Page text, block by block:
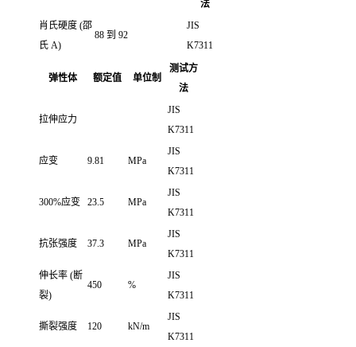
法
肖氏硬度 (邵
氏 A)
88 到 92
JIS
K7311
弹性体 额定值 单位制
测试方
法
拉伸应力
JIS
K7311
应变 9.81 MPa
JIS
K7311
300%应变 23.5 MPa
JIS
K7311
抗张强度 37.3 MPa
JIS
K7311
伸长率 (断
裂)
450 %
JIS
K7311
撕裂强度 120 kN/m
JIS
K7311